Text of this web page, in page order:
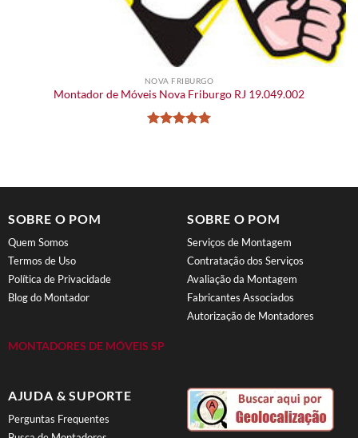
NOVA FRIBURGO
Montador de Móveis Nova Friburgo RJ 19.049.002
SOBRE O POM
Quem Somos
Termos de Uso
Política de Privacidade
Blog do Montador
MONTADORES DE MÓVEIS SP
SOBRE O POM
Serviços de Montagem
Contratação dos Serviços
Avaliação da Montagem
Fabricantes Associados
Autorização de Montadores
AJUDA & SUPORTE
Perguntas Frequentes